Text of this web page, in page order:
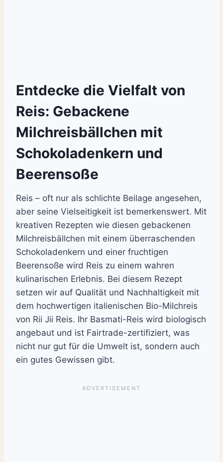
Entdecke die Vielfalt von
Reis: Gebackene
Milchreisbällchen mit
Schokoladenkern und
Beerensoße
Reis – oft nur als schlichte Beilage angesehen,
aber seine Vielseitigkeit ist bemerkenswert. Mit
kreativen Rezepten wie diesen gebackenen
Milchreisbällchen mit einem überraschenden
Schokoladenkern und einer fruchtigen
Beerensoße wird Reis zu einem wahren
kulinarischen Erlebnis. Bei diesem Rezept
setzen wir auf Qualität und Nachhaltigkeit mit
dem hochwertigen italienischen Bio-Milchreis
von Rii Jii Reis. Ihr Basmati-Reis wird biologisch
angebaut und ist Fairtrade-zertifiziert, was
nicht nur gut für die Umwelt ist, sondern auch
ein gutes Gewissen gibt.